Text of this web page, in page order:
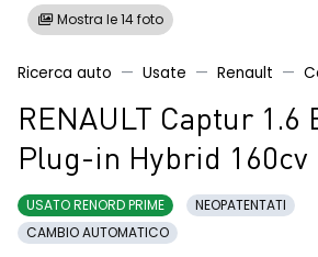
Mostra le 14 foto
Ricerca auto Usate Renault
RENAULT Captur 1.6
Plug-in Hybrid 160cv
USATO RENORD PRIME
NEOPATENTATI
CAMBIO AUTOMATICO